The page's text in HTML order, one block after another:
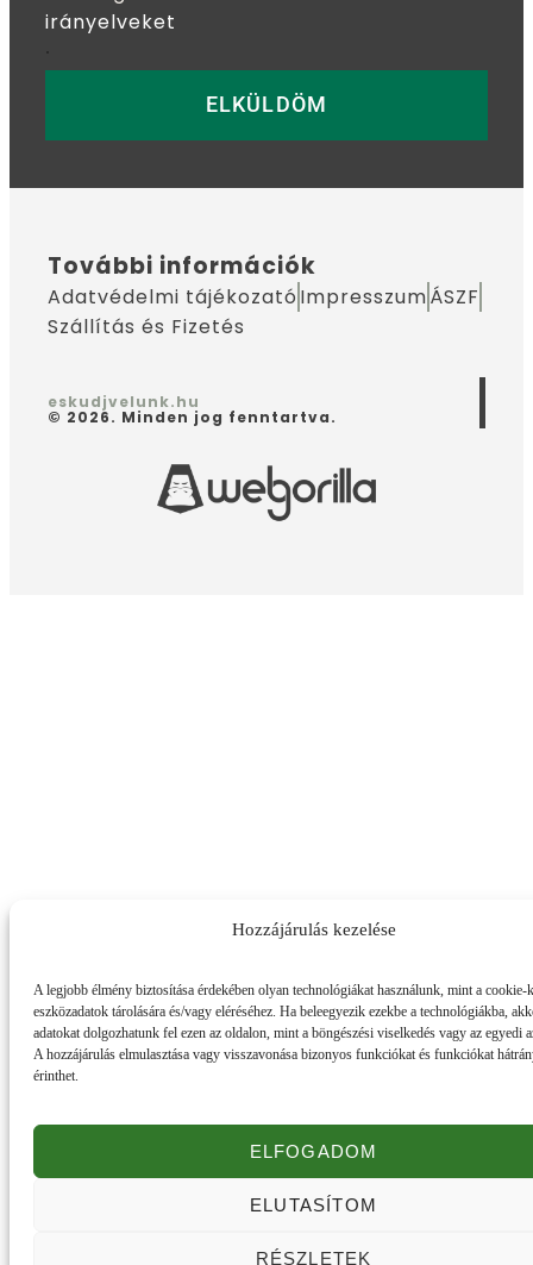
Hozzájárulás kezelése
A legjobb élmény biztosítása érdekében olyan technológiákat használunk, mint a cookie-
eszközadatok tárolására és/vagy eléréséhez. Ha beleegyezik ezekbe a technológiákba,
adatokat dolgozhatunk fel ezen az oldalon, mint a böngészési viselkedés vagy az egyedi
A hozzájárulás elmulasztása vagy visszavonása bizonyos funkciókat és funkciókat
érinthet.
ELFOGADOM
ELUTASÍTOM
RÉSZLETEK
Honlapunk sütiket (cookie) használ.Részletek
irányelveket
ELKÜLDÖM
További információk
Adatvédelmi tájékozató ImpresszumÁSZF
Szállítás és Fizetés
eskudjvelunk.hu
© 2026. Minden jog fenntartva.